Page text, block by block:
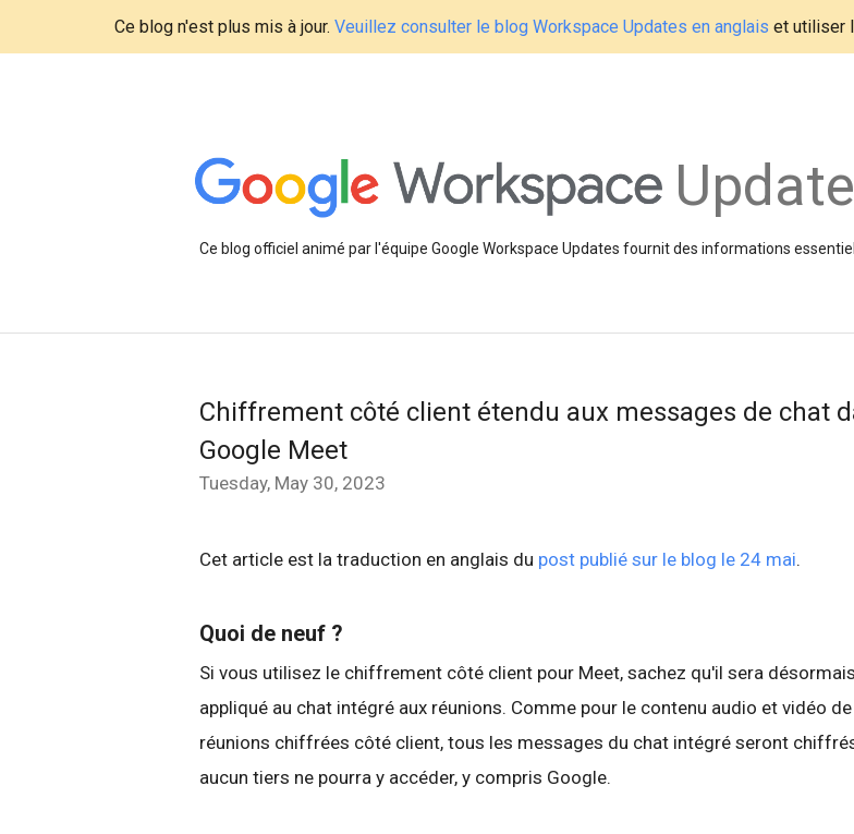
Ce blog n'est plus mis à jour. Veuillez consulter le blog Workspace Updates en anglais et utiliser
Ce blog officiel animé par l'équipe Google Workspace Updates fournit des informations
Chiffrement côté client étendu aux messages de chat
Google Meet
Tuesday, May 30, 2023
Cet article est la traduction en anglais du post publié sur le blog le 24 mai.
Quoi de neuf ?
Si vous utilisez le chiffrement côté client pour Meet, sachez qu'il sera désormais
appliqué au chat intégré aux réunions. Comme pour le contenu audio et vidéo
réunions chiffrées côté client, tous les messages du chat intégré seront
aucun tiers ne pourra y accéder, y compris Google.